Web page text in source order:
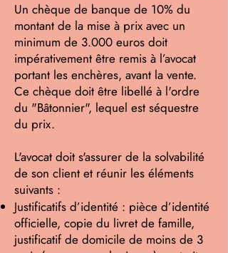
Un chèque de banque de 10% du
montant de la mise à prix avec un
minimum de 3.000 euros doit
impérativement être remis à l’avocat
portant les enchères, avant la vente.
Ce chèque doit être libellé à l'ordre
du "Bâtonnier", lequel est séquestre
du prix.
L'avocat doit s'assurer de la solvabilité
de son client et réunir les éléments
suivants :
Justificatifs d’identité : pièce d’identité
officielle, copie du livret de famille,
justificatif de domicile de moins de 3